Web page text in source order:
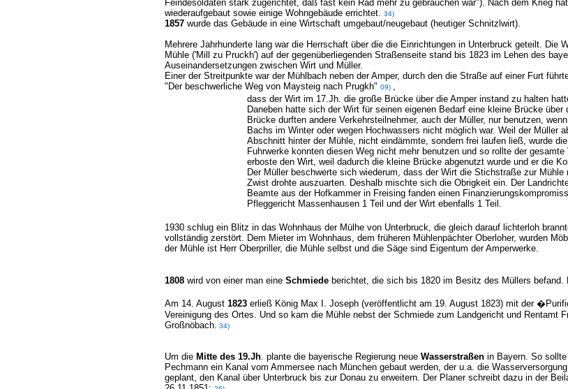
Feindesoldaten stark zugerichtet, daß fast kein Rad mehr zu gebrauchen war").
Nach dem Krieg
wiederaufgebaut sowie einige Wohngebäude errichtet.
34)
1857wurde das Gebäude in eine Wirtschaft umgebaut/neugebaut (heutiger Schnitzlwirt).
Mehrere Jahrhunderte lang war die Herrschaft über die die Einrichtungen in Unterbruck geteilt. Die
Mühle ('Mill zu Pruckh') auf der gegenüberliegenden Straßenseite stand bis 1823 im Lehen des
Auseinandersetzungen zwischen Wirt und Müller.
Einer der Streitpunkte war der Mühlbach neben der Amper, durch den die Straße auf einer Furt
"Der beschwerliche Weg von Maysteig nach Prugkh" 09)
dass der Wirt im 17.Jh. die große Brücke über die Amper instand zu halten
Daneben hatte sich der Wirt für seinen eigenen Bedarf eine kleine Brücke
Brücke durften andere Verkehrsteilnehmer, auch der Müller, nur benutzen,
Bachs im Winter oder wegen Hochwassers nicht möglich war. Weil der Müller
Abschnitt hinter der Mühle, nicht eindämmte, sondern frei laufen ließ, wurde
Fuhrwerke konnten diesen Weg nicht mehr benutzen und so rollte der
erboste den Wirt, weil dadurch die kleine Brücke abgenutzt wurde und er die
Der Müller beschwerte sich wiederum, dass der Wirt die Stichstraße zur
Zwist drohte auszuarten. Deshalb mischte sich die Obrigkeit ein. Der
Beamte aus der Hofkammer in Freising fanden einen
Pfleggericht Massenhausen 1 Teil und der Wirt ebenfalls 1 Teil.
1930 schlug ein Blitz in das Wohnhaus der Mülhe von Unterbruck, die gleich darauf lichterloh
vollständig zerstört. Dem Mieter im Wohnhaus, dem früheren Mühlenpächter Oberloher, wurden
der Mühle ist Herr Oberpriller, die Mühle selbst und die Säge sind Eigentum der Amperwerke.
1808wird von einer man eine Schmiedeberichtet, die sich bis 1820 im Besitz des Müllers befand.
Am 14. August 1823erließ König Max I. Joseph (veröffentlicht am 19. August 1823) mit der
Vereinigung des Ortes. Und so kam die Mühle nebst der Schmiede zum Landgericht und Rentamt
Großnöbach.
34)
Um die Mitte des 19.Jh. plante die bayerische Regierung neue Wasserstraßenin Bayern. So sollte
Pechmann ein Kanal vom Ammersee nach München gebaut werden, der u.a. die
geplant, den Kanal über Unterbruck bis zur Donau zu erweitern. Der Planer schreibt dazu in der